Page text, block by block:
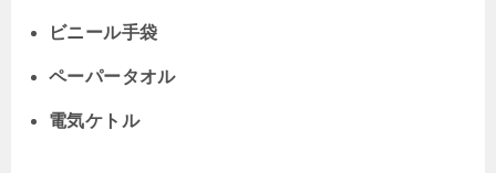
ビニール手袋
ペーパータオル
電気ケトル